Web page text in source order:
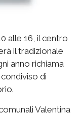
alle 16, il centro
il tradizionale
anno richiama
di
Valentina